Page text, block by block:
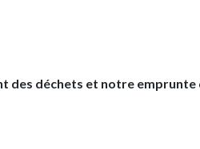
des déchets et notre emprunte